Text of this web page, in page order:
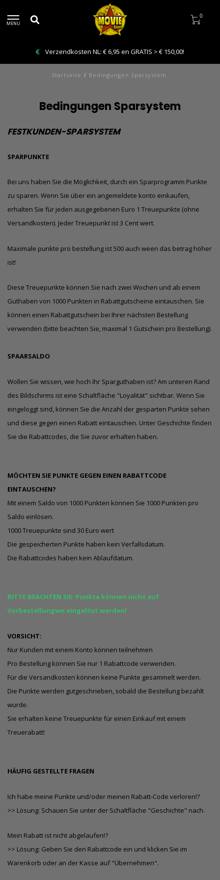
MENU
0
Verzendkosten NL: € 6,95 en GRATIS > € 150,00!
Startseite / Bedingungen Sparsystem
Bedingungen Sparsystem
FESTKUNDEN-SPARSYSTEM
SPARPUNKTE
Bei uns haben Sie die Möglichkeit, durch ein Sparprogramm Punkte
zu sparen. Wenn Sie über ein angemeldete konto einkaufen,
erhalten Sie für jeden ausgegebenen Euro 1 Treuepunkte (ohne
Versandkosten). Jeder Treuepunkt ist 3 Cent wert.
Maximale punkte pro bestellung ist 500 auch ween das betrag höher
ist!
Diese Treuepunkte können Sie nach zwei Wochen und ab einem
Guthaben von 1000 Punkten in Rabattgutscheine eintauschen. Sie
können einen Rabattgutschein bei Ihrer nächsten Bestellung
verwenden (bitte beachten Sie, maximal 1 Gutschein pro Bestellung).
SPAARSALDO
Wollen Sie wissen, wie hoch Ihr Sparguthaben ist? Am unteren Rand
des Bildschirms ist eine Schaltfläche "Loyalität" sichtbar. Wenn Sie
eingeloggt sind, können Sie die Anzahl der gesparten Punkte sehen
und diese gegen einen Rabatt eintauschen. Unter Geschichte finden
Sie die Rabattcodes, die Sie zuvor erhalten haben.
MÖCHTEN SIE PUNKTE GEGEN EINEN RABATTCODE
EINTAUSCHEN?
Mit einem Saldo von 1000 Punkten können Sie 1000 Punkten pro
Saldo einlösen.
1000 Treuepunkte sind 30 Euro wert
Die gespeicherten Punkte haben kein Verfallsdatum.
Die Rabattcodes haben kein Ablaufdatum.
BITTE BEACHTEN SIE: Punkte können nicht auf
Vorbestellungwn eingelöst werden!
VORSICHT:
Nur Kunden mit einem Konto können teilnehmen
Pro Bestellung können Sie nur 1 Rabattcode verwenden.
Für die Versandkosten können keine Punkte gesammelt werden.
Die Punkte werden gutgeschrieben, sobald die Bestellung bezahlt
wurde.
Sie erhalten keine Treuepunkte für einen Einkauf mit einem
Treuerabatt!
HÄUFIG GESTELLTE FRAGEN
Ich habe meine Punkte und/oder meinen Rabatt-Code verloren!?
>> Lösung: Schauen Sie unter der Schaltfläche "Geschichte" nach.
Mein Rabatt ist nicht abgelaufen!?
>> Lösung: Geben Sie den Rabattcode ein und klicken Sie im
Warenkorb oder an der Kasse auf "Übernehmen".